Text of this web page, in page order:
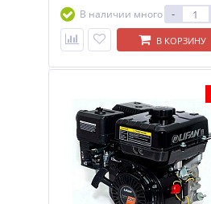
В наличии много
-
В КОРЗИНУ